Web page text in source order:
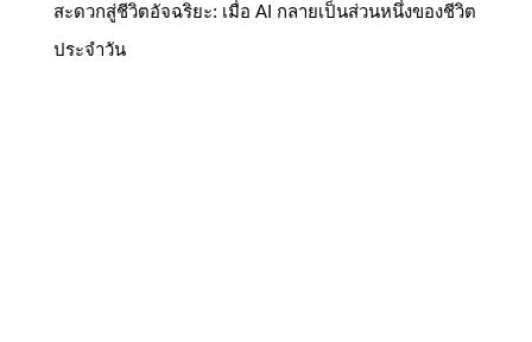
สะดวกสู่ชีวิตอัจฉริยะ: เมื่อ AI กลายเป็นส่วนหนึ่งของชีวิต
ประจำวัน